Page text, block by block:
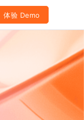
体验 Demo